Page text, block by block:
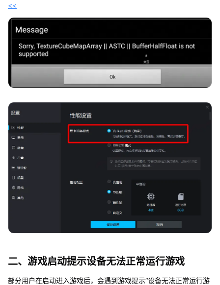
<<
二、游戏启动提示设备无法正常运行游戏
部分用户在启动进入游戏后，会遇到游戏提示“设备无法正常运行游